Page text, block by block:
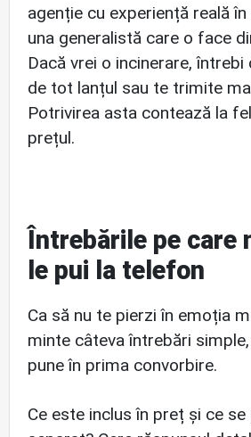
agenție cu experiență reală
una generalistă care o face
Dacă vrei o incinerare,
de tot lanțul sau te trimite
Potrivirea asta contează la
prețul.
Întrebările pe care
le pui la telefon
Ca să nu te pierzi în emoția
minte câteva întrebări
pune în prima convorbire.
Ce este inclus în preț și ce